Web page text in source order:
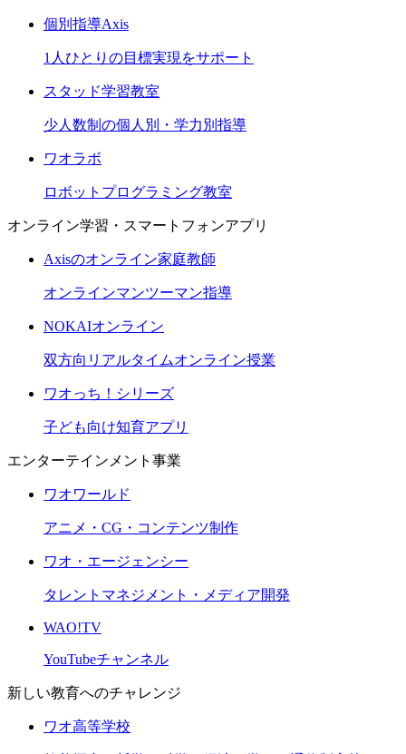
個別指導Axis
1人ひとりの目標実現をサポート
スタッド学習教室
少人数制の個人別・学力別指導
ワオラボ
ロボットプログラミング教室
オンライン学習・スマートフォンアプリ
Axisのオンライン家庭教師
オンラインマンツーマン指導
NOKAIオンライン
双方向リアルタイムオンライン授業
ワオっち！シリーズ
子ども向け知育アプリ
エンターテインメント事業
ワオワールド
アニメ・CG・コンテンツ制作
ワオ・エージェンシー
タレントマネジメント・メディア開発
WAO!TV
YouTubeチャンネル
新しい教育へのチャレンジ
ワオ高等学校